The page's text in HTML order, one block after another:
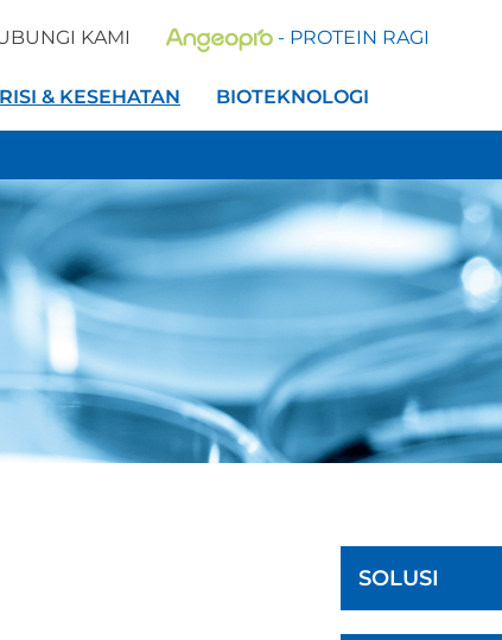
KAMI - PROTEIN RAGI
& KESEHATAN BIOTEKNOLOGI
SOLUSI